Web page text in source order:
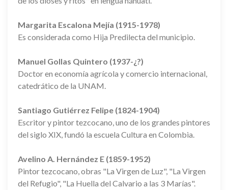
Margarita Escalona Mejía (1915-1978)
Es considerada como Hija Predilecta del municipio.
Manuel Gollas Quintero (1937-¿?)
Doctor en economía agrícola y comercio internacional,
catedrático de la UNAM.
Santiago Gutiérrez Felipe (1824-1904)
Escritor y pintor tezcocano, uno de los grandes pintores
del siglo XIX, fundó la escuela Cultura en Colombia.
Avelino A. Hernández E (1859-1952)
Pintor tezcocano, obras "La Virgen de Luz", "La Virgen
del Refugio", "La Huella del Calvario a las 3 Marías".